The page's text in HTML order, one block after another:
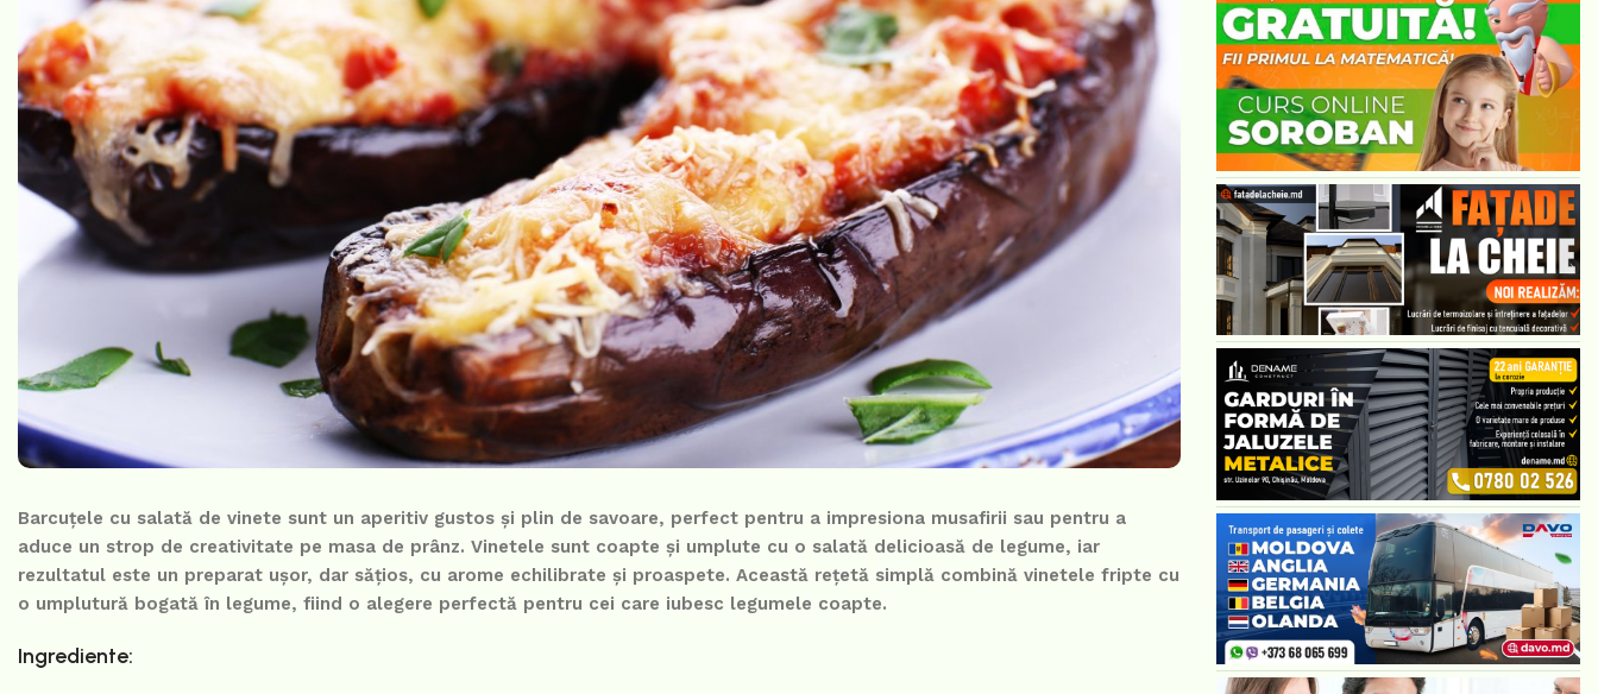
Barcuțele cu salată de vinete sunt un aperitiv gustos și plin de savoare, perfect pentru a impresiona musafirii sau pentru a
aduce un strop de creativitate pe masa de prânz. Vinetele sunt coapte și umplute cu o salată delicioasă de legume, iar
rezultatul este un preparat ușor, dar sățios, cu arome echilibrate și proaspete. Această rețetă simplă combină vinetele fripte cu
o umplutură bogată în legume, fiind o alegere perfectă pentru cei care iubesc legumele coapte.
Ingrediente: